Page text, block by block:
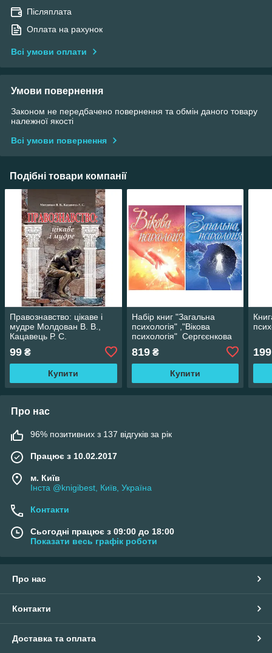
Післяплата
Оплата на рахунок
Всі умови оплати
Умови повернення
Законом не передбачено повернення та обмін даного товару
належної якості
Всі умови повернення
Подібні товари компанії
Правознавство: цікаве і
мудре Молдован В. В.,
Кацавець Р. С.
99 ₴
Купити
Набір книг "Загальна
психологія" ,"Вікова
психологія" Сергєєнкова
819₴
Купити
199
Про нас
96% позитивних з 137 відгуків за рік
Працює з 10.02.2017
м. Київ
Інста @knigibest, Київ, Україна
Контакти
Сьогодні працює з 09:00 до 18:00
Показати весь графік роботи
Про нас
Контакти
Доставка та оплата